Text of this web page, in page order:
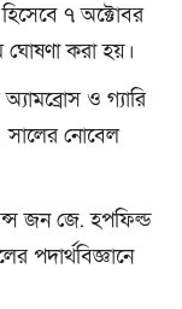
৭ অক্টোবর
ঘোষণা করা হয়।
ও গ্যারি
সালের নোবেল
জন জে. হপফিল্ড
পদার্থবিজ্ঞানে